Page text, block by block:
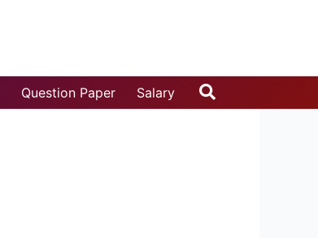
Question Paper Salary Search